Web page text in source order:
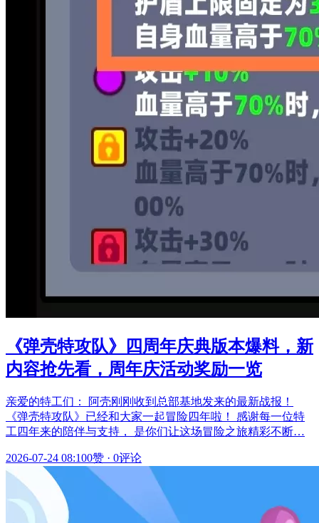
《弹壳特攻队》四周年庆典版本爆料，新
内容抢先看，周年庆活动奖励一览
亲爱的特工们： 阿壳刚刚收到总部基地发来的最新战报！
《弹壳特攻队》已经和大家一起冒险四年啦！ 感谢每一位特
工四年来的陪伴与支持， 是你们让这场冒险之旅精彩不断…
2026-07-24 08:100赞 · 0评论